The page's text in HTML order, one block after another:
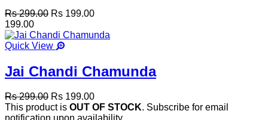
Rs 299.00 Rs 199.00
199.00
Quick View
Jai Chandi Chamunda
Rs 299.00 Rs 199.00
This product is OUT OF STOCK. Subscribe for email